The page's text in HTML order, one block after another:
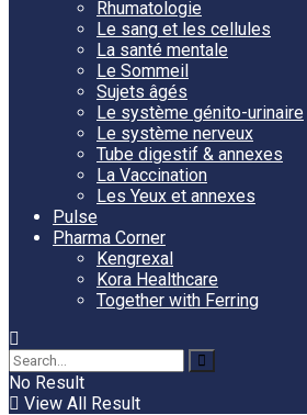
Rhumatologie
Le sang et les cellules
La santé mentale
Le Sommeil
Sujets âgés
Le système génito-urinaire
Le système nerveux
Tube digestif & annexes
La Vaccination
Les Yeux et annexes
Pulse
Pharma Corner
Kengrexal
Kora Healthcare
Together with Ferring
No Result
View All Result